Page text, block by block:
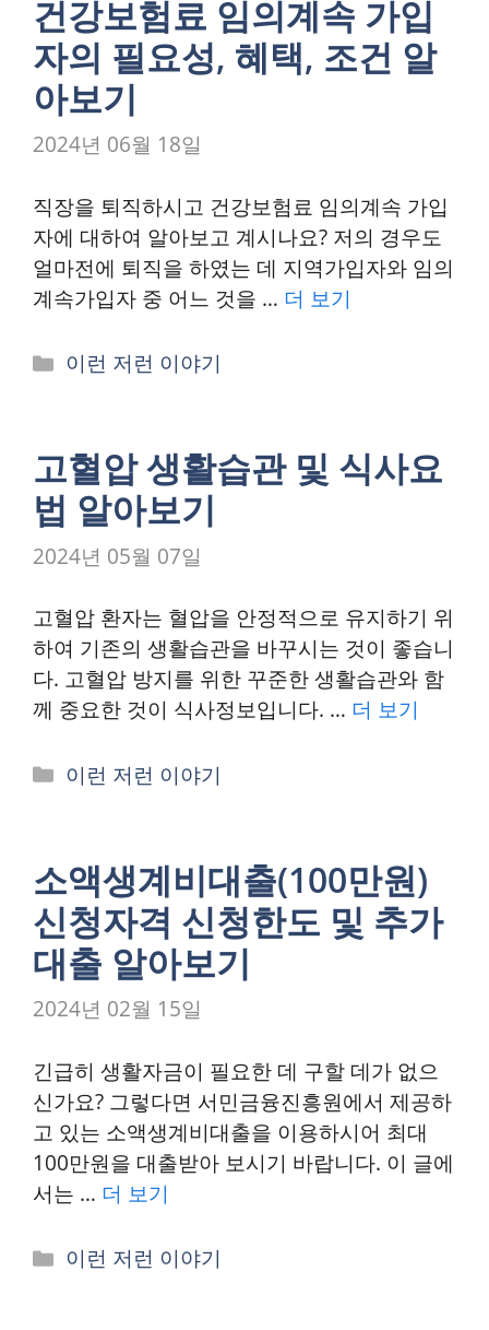
건강보험료 임의계속 가입
자의 필요성, 혜택, 조건 알
아보기
2024년 06월 18일
직장을 퇴직하시고 건강보험료 임의계속 가입
자에 대하여 알아보고 계시나요? 저의 경우도
얼마전에 퇴직을 하였는 데 지역가입자와 임의
계속가입자 중 어느 것을 … 더 보기
카
리
이런 저런 이야기
고혈압 생활습관 및 식사요
법 알아보기
2024년 05월 07일
고혈압 환자는 혈압을 안정적으로 유지하기 위
하여 기존의 생활습관을 바꾸시는 것이 좋습니
다. 고혈압 방지를 위한 꾸준한 생활습관와 함
께 중요한 것이 식사정보입니다. … 더 보기
카
리
이런 저런 이야기
소액생계비대출(100만원)
신청자격 신청한도 및 추가
대출 알아보기
2024년 02월 15일
긴급히 생활자금이 필요한 데 구할 데가 없으
신가요? 그렇다면 서민금융진흥원에서 제공하
고 있는 소액생계비대출을 이용하시어 최대
100만원을 대출받아 보시기 바랍니다. 이 글에
서는 … 더 보기
카
이런 저런 이야기